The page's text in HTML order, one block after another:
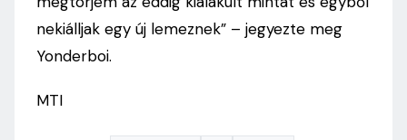
nekiálljak egy új lemeznek” – jegyezte meg
Yonderboi.
MTI